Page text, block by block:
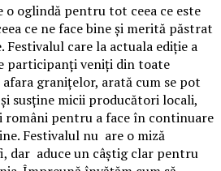
o oglindă pentru tot ceea ce este
ce ne face bine și merită păstrat
Festivalul care la actuala ediție a
participanți veniți din toate
granițelor, arată cum se pot
susține micii producători locali,
români pentru a face în continuare
Festivalul nu are o miză
dar aduce un câștig clar pentru